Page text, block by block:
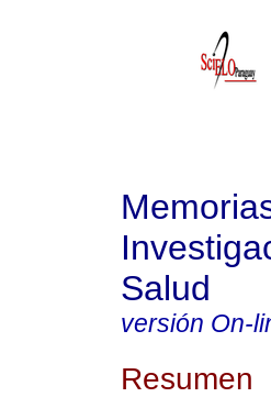
Salud
versión On-
Resumen